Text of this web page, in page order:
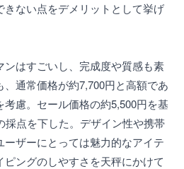
ない点をデメリットとして挙げ
はすごいし、完成度や質感も素
通常価格が約7,700円と高額であ
慮。セール価格の約5,500円を基
採点を下した。デザイン性や携帯
ザーにとっては魅力的なアイテ
ピングのしやすさを天秤にかけて